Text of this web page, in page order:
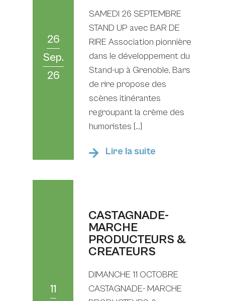
26
Sep.
26
SAMEDI 26 SEPTEMBRE
STAND UP avec BAR DE
RIRE Association pionnière
dans le développement du
Stand-up à Grenoble, Bars
de rire propose des
scènes itinérantes
regroupant la crème des
humoristes […]
Lire la suite
11
CASTAGNADE-
MARCHE
PRODUCTEURS &
CREATEURS
DIMANCHE 11 OCTOBRE
CASTAGNADE- MARCHE